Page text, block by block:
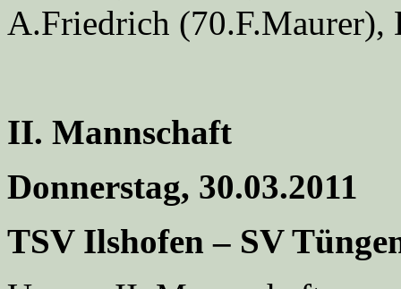
A.Friedrich (70.F.Maurer),
II. Mannschaft
Donnerstag, 30.03.2011
TSV Ilshofen – SV